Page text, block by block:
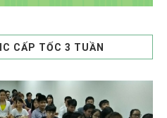
CẤP TỐC 3 TUẦN